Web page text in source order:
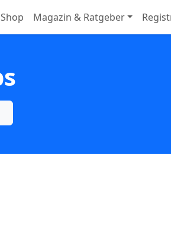
Shop Magazin & Ratgeber